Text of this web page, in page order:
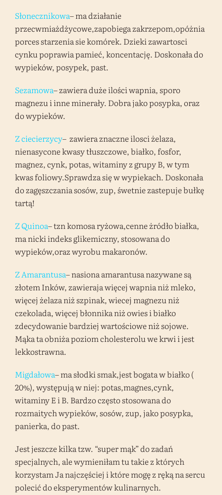
Słonecznikowa– ma działanie
przecwmiażdżycowe,zapobiega zakrzepom,opóżnia
porces starzenia sie komórek. Dzieki zawartosci
cynku poprawia pamieć, koncentację. Doskonała do
wypieków, posypek, past.
Sezamowa– zawiera duże ilości wapnia, sporo
magnezu i inne minerały. Dobra jako posypka, oraz
do wypieków.
Z ciecierzycy– zawiera znaczne ilosci żelaza,
nienasycone kwasy tłuszczowe, białko, fosfor,
magnez, cynk, potas, witaminy z grupy B, w tym
kwas foliowy.Sprawdza się w wypiekach. Doskonała
do zagęszczania sosów, zup, śwetnie zastepuje bułkę
tartą!
Z Quinoa– tzn komosa ryżowa,cenne żródło białka,
ma nicki indeks glikemiczny, stosowana do
wypieków,oraz wyrobu makaronów.
Z Amarantusa– nasiona amarantusa nazywane są
złotem Inków, zawieraja więcej wapnia niż mleko,
więcej żelaza niż szpinak, wiecej magnezu niż
czekolada, więcej błonnika niż owies i białko
zdecydowanie bardziej wartościowe niż sojowe.
Mąka ta obniża poziom cholesterolu we krwi i jest
lekkostrawna.
Migdałowa– ma słodki smak,jest bogata w białko (
20%), występują w niej: potas,magnes,cynk,
witaminy E i B. Bardzo często stosowana do
rozmaitych wypieków, sosów, zup, jako posypka,
panierka, do past.
Jest jeszcze kilka tzw. “super mąk” do zadań
specjalnych, ale wymieniłam tu takie z których
korzystam Ja najczęściej i które mogę z ręką na sercu
polecić do eksperymentów kulinarnych.